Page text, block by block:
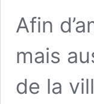
Afin
mais
de la